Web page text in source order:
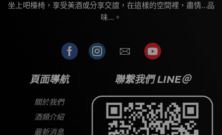
坐上吧檯椅，享受美酒或分享交誼，在這樣的空間裡，盡情…品
味…。
頁面導航
關於我們
酒類介紹
最新消息
聯繫我們 LINE＠